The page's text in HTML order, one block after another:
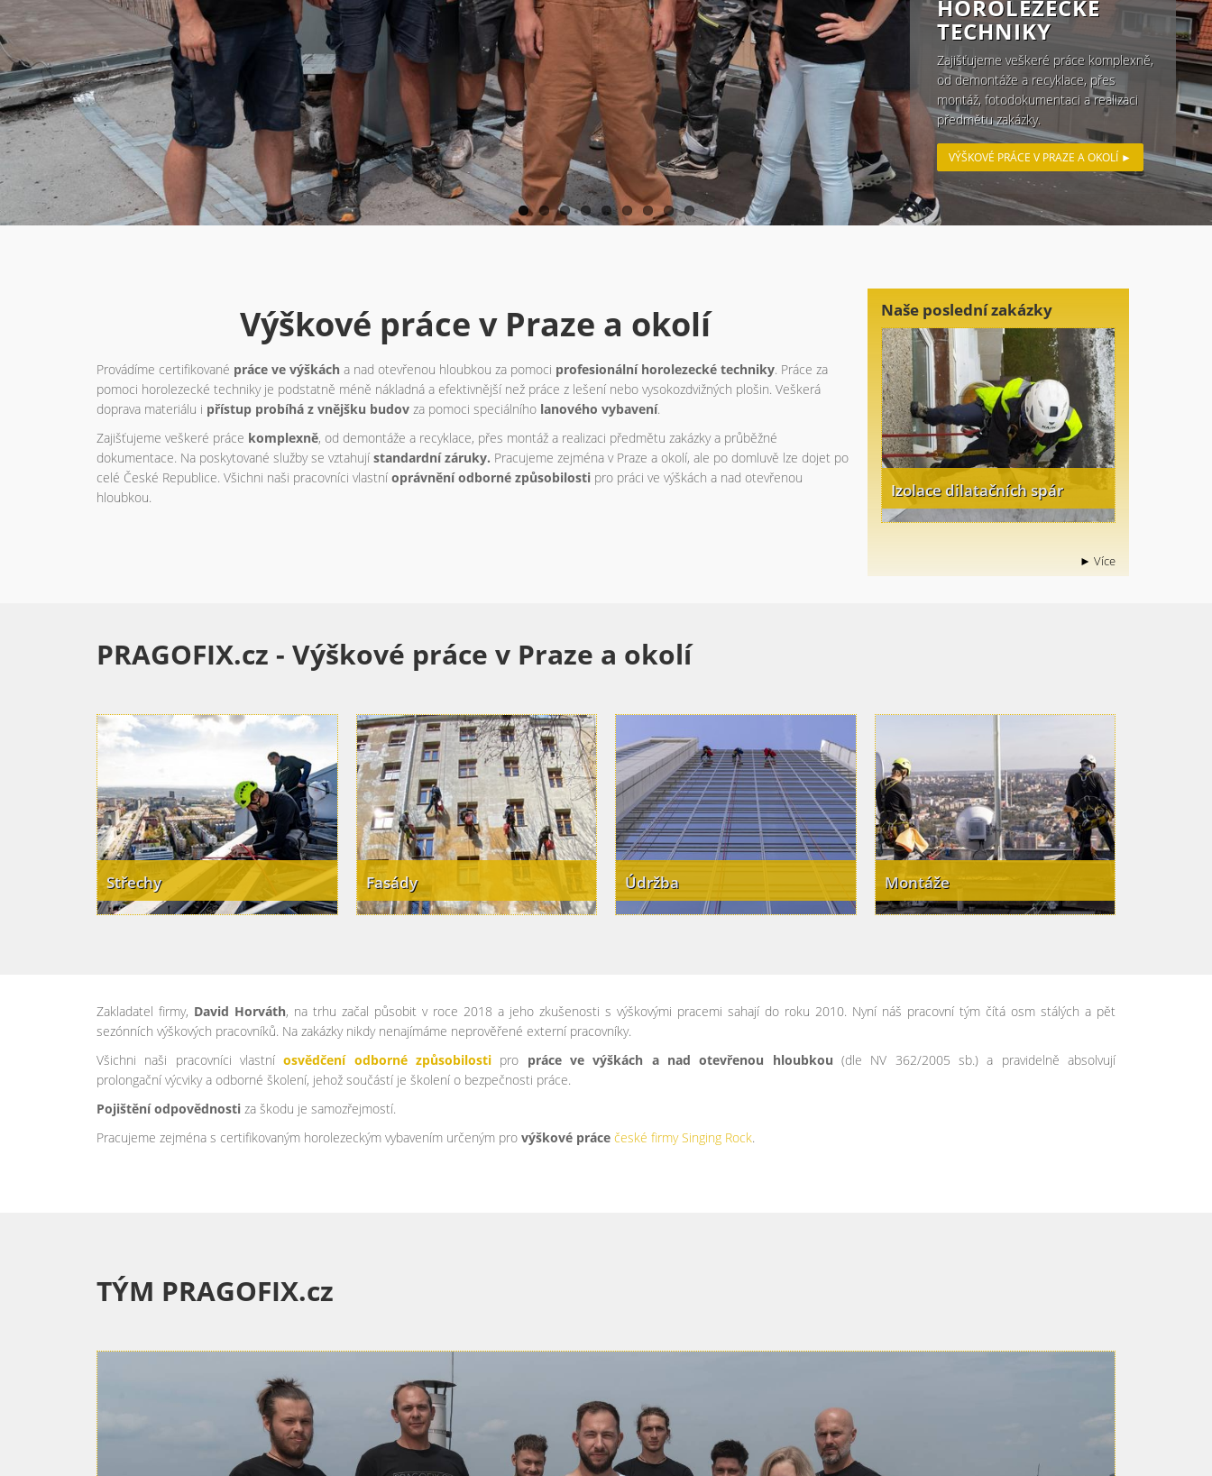
NA TĚŽKO
PŘÍSTUPNÝCH
MÍSTECH
od zábran proti ptactvu přes
revitalizace fasád.
VÝŠKOVÉ PRÁCE V PRAZE A OKOLÍ ►
Výškové práce v Praze a okolí
Provádíme certifikované práce ve výškách a nad otevřenou hloubkou za pomoci profesionální horolezecké techniky. Práce za
pomoci horolezecké techniky je podstatně méně nákladná a efektivnější než práce z lešení nebo vysokozdvižných plošin. Veškerá
doprava materiálu i přístup probíhá z vnějšku budov za pomoci speciálního lanového vybavení.
Zajišťujeme veškeré práce komplexně, od demontáže a recyklace, přes montáž a realizaci předmětu zakázky a průběžné
dokumentace. Na poskytované služby se vztahují standardní záruky. Pracujeme zejména v Praze a okolí, ale po domluvě lze dojet po
celé České Republice. Všichni naši pracovníci vlastní oprávnění odborné způsobilosti pro práci ve výškách a nad otevřenou
hloubkou.
Naše poslední zakázky
Izolace dilatačních spár
► Více
PRAGOFIX.cz - Výškové práce v Praze a okolí
Střechy Fasády Údržba Montáže
Zakladatel firmy, David Horváth, na trhu začal působit v roce 2018 a jeho zkušenosti s výškovými pracemi sahají do roku 2010. Nyní náš pracovní tým čítá osm stálých a pět
sezónních výškových pracovníků. Na zakázky nikdy nenajímáme neprověřené externí pracovníky.
Všichni naši pracovníci vlastníosvědčení odborné způsobilosti pro práce ve výškách a nad otevřenou hloubkou (dle NV 362/2005 sb.) a pravidelně absolvují
prolongační výcviky a odborné školení, jehož součástí je školení o bezpečnosti práce.
Pojištění odpovědnosti za škodu je samozřejmostí.
Pracujeme zejména s certifikovaným horolezeckým vybavením určeným pro výškové práce české firmy Singing Rock.
TÝM PRAGOFIX.cz